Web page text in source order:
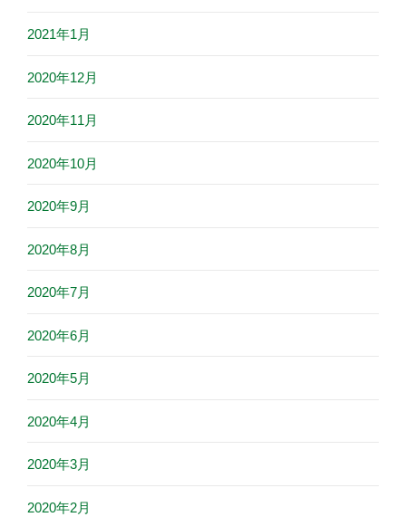
2021年1月
2020年12月
2020年11月
2020年10月
2020年9月
2020年8月
2020年7月
2020年6月
2020年5月
2020年4月
2020年3月
2020年2月